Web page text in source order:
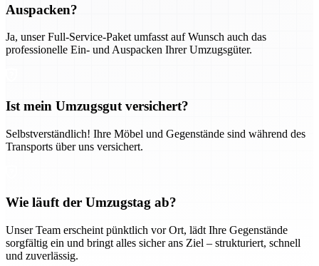
Auspacken?
Ja, unser Full-Service-Paket umfasst auf Wunsch auch das
professionelle Ein- und Auspacken Ihrer Umzugsgüter.
Ist mein Umzugsgut versichert?
Selbstverständlich! Ihre Möbel und Gegenstände sind während des
Transports über uns versichert.
Wie läuft der Umzugstag ab?
Unser Team erscheint pünktlich vor Ort, lädt Ihre Gegenstände
sorgfältig ein und bringt alles sicher ans Ziel – strukturiert, schnell
und zuverlässig.